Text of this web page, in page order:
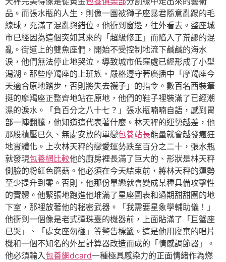
品。而張水瓶的人生，則像一團被獅子座暴君隨意亂踢的毛
線球，充滿了混亂與錯位。他衝到窗邊，往外看去。整座城
市已經因為這個突如其來的「超級修正」而陷入了荒謬的混
亂。街道上的雙魚座們，開始不受控制地流下鹹鹹的海水
淚，他們無法停止地哭泣，導致城市低窪處已經形成了小型
潟湖。那些摩羯座的上班族，嚴格遵守著廣播中「摩羯座今
天適合原地踏步，否則將失去襪子」的指令。數百名西裝筆
挺的摩羯座正整齊地站在原地，他們的鞋子裡裝滿了已經潮
濕的淚水。「負百分之八十七？」張水瓶喃喃自語，感到胃
部一陣翻騰，他知道這代表著什麼。林天秤的運勢越差，他
那股積壓已久、無處安放的單戀包養站長能量就會越發瘋狂
地實體化。上次林天秤的戀愛運勢跌至百分之二十，張水瓶
就發現包養網比較他的廚房裡長滿了巨大的、形狀是林天秤
側臉的粉紅色蘑菇。他必須在今天結束前，將林天秤的運勢
至少提升到零。否則，他那份單戀就會變成某種具備攻擊性
的實體。他緊張地跑進他堆滿了星座圖表和過期甜甜圈的地
下室，那裡放著他的秘密武器。「我需要星象學輔助儀！」
他衝到一個像是老式彈珠臺的機器前，上面貼滿了「巨蟹座
已哭」、「處女座勿碰」等警告標籤。這是他用廢棄的唱片
機和一個不知名的外星計算器改造而成的「情感調節器」。
他必須輸入包養網dcard一種極具感染力的正面情緒作為燃